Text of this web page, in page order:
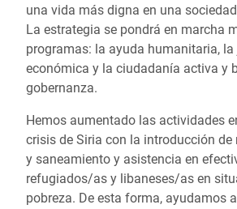
una vida más digna en una
La estrategia se pondrá en marcha
programas: la ayuda humanitaria,
económica y la ciudadanía activa y
gobernanza.
Hemos aumentado las actividades
crisis de Siria con la introducción de
y saneamiento y asistencia en
refugiados/as y libaneses/as en
pobreza. De esta forma, ayudamos